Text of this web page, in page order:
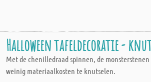
Halloween tafeldecoratie -
Met de chenilledraad spinnen, de
weinig materiaalkosten te knutselen.